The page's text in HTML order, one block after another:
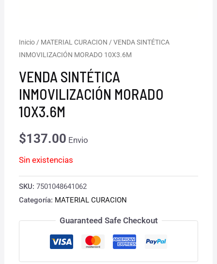
Inicio / MATERIAL CURACION / VENDA SINTÉTICA
INMOVILIZACIÓN MORADO 10X3.6M
VENDA SINTÉTICA
INMOVILIZACIÓN MORADO
10X3.6M
$137.00 Envio
Sin existencias
SKU:7501048641062
Categoría: MATERIAL CURACION
Guaranteed Safe Checkout